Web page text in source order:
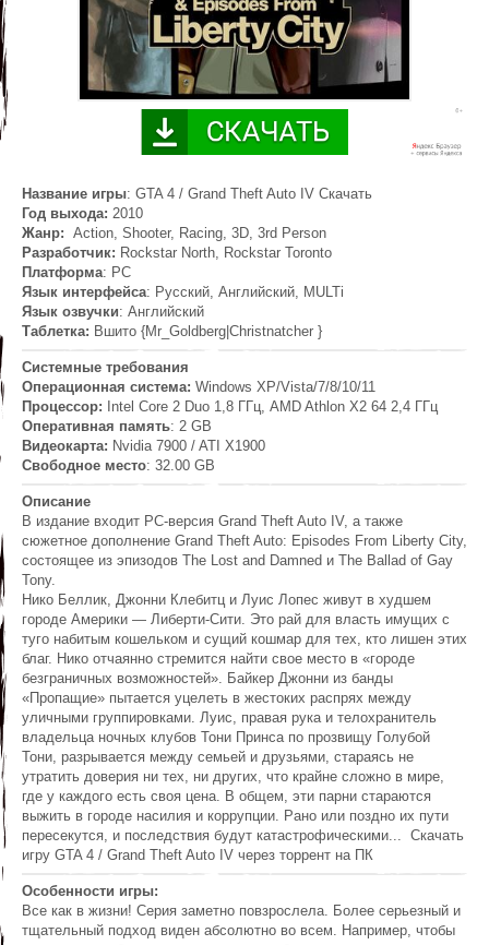
Название игры: GTA 4 / Grand Theft Auto IV Скачать
Год выхода: 2010
Жанр: Action, Shooter, Racing, 3D, 3rd Person
Разработчик: Rockstar North, Rockstar Toronto
Платформа: PC
Язык интерфейса: Русский, Английский, MULTi
Язык озвучки: Английский
Таблетка: Вшито {Mr_Goldberg|Christnatcher }
Системные требования
Операционная система: Windows ХР/Vista/7/8/10/11
Процессор: Intel Core 2 Duo 1,8 ГГц, AMD Athlon X2 64 2,4 ГГц
Оперативная память: 2 GB
Видеокарта: Nvidia 7900 / ATI X1900
Свободное место: 32.00 GB
Описание
В издание входит PC-версия Grand Theft Auto IV, а также
сюжетное дополнение Grand Theft Auto: Episodes From Liberty City,
состоящее из эпизодов The Lost and Damned и The Ballad of Gay
Tony.
Нико Беллик, Джонни Клебитц и Луис Лопес живут в худшем
городе Америки — Либерти-Сити. Это рай для власть имущих с
туго набитым кошельком и сущий кошмар для тех, кто лишен этих
благ. Нико отчаянно стремится найти свое место в «городе
безграничных возможностей». Байкер Джонни из банды
«Пропащие» пытается уцелеть в жестоких распрях между
уличными группировками. Луис, правая рука и телохранитель
владельца ночных клубов Тони Принса по прозвищу Голубой
Тони, разрывается между семьей и друзьями, стараясь не
утратить доверия ни тех, ни других, что крайне сложно в мире,
где у каждого есть своя цена. В общем, эти парни стараются
выжить в городе насилия и коррупции. Рано или поздно их пути
пересекутся, и последствия будут катастрофическими... Скачать
игру GTA 4 / Grand Theft Auto IV через торрент на ПК
Особенности игры:
Все как в жизни! Серия заметно повзрослела. Более серьезный и
тщательный подход виден абсолютно во всем. Например, чтобы